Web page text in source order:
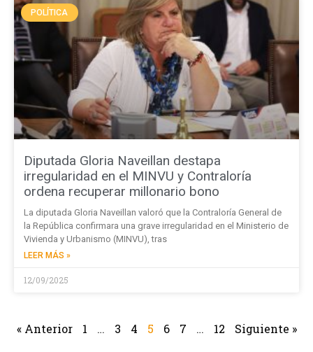
POLÍTICA
Diputada Gloria Naveillan destapa
irregularidad en el MINVU y Contraloría
ordena recuperar millonario bono
La diputada Gloria Naveillan valoró que la Contraloría General de
la República confirmara una grave irregularidad en el Ministerio de
Vivienda y Urbanismo (MINVU), tras
LEER MÁS »
12/09/2025
« Anterior 1 … 3 4 5 6 7 … 12 Siguiente »